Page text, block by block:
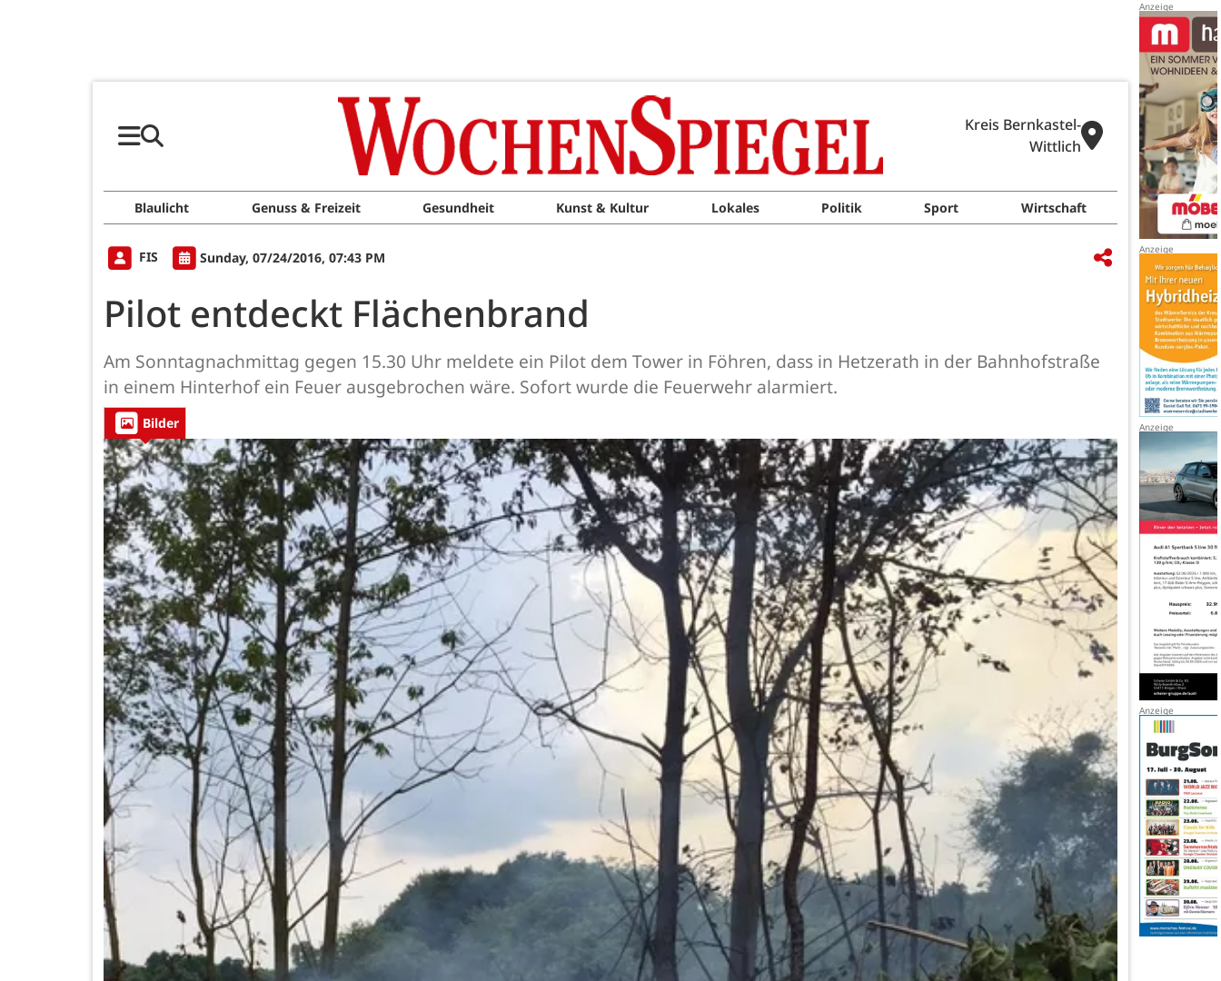
Kreis Bernkastel-
Wittlich
Blaulicht Genuss & Freizeit Gesundheit Kunst & Kultur Lokales Politik Sport Wirtschaft
FIS Sunday, 07/24/2016, 07:43 PM
Pilot entdeckt Flächenbrand
Am Sonntagnachmittag gegen 15.30 Uhr meldete ein Pilot dem Tower in Föhren, dass in Hetzerath in der Bahnhofstraße
in einem Hinterhof ein Feuer ausgebrochen wäre. Sofort wurde die Feuerwehr alarmiert.
Bilder